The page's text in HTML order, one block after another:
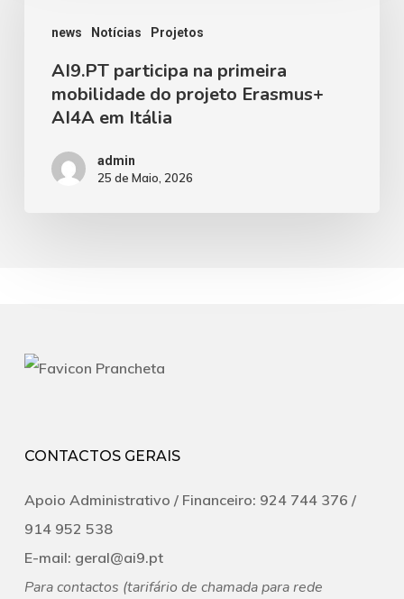
news Notícias Projetos
primeira
mobilidade
projeto
Erasmus+
AI4A
AI9.PT participa na primeira
mobilidade do projeto Erasmus+
AI4A em Itália
admin
25 de Maio, 2026
CONTACTOS GERAIS
Apoio Administrativo /Financeiro: 924 744 376 /
‭914 952 538‬
E-mail: geral@ai9.pt
Para contactos (tarifário de chamada para rede